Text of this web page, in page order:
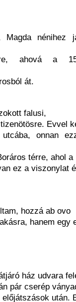
Magda nénihez
ahová a
át.
falusi,
Evvel
onnan
térre, ahol a
ez a viszonylat
hozzá ab ovo
hanem egy
ház udvara
pár cserép
után.